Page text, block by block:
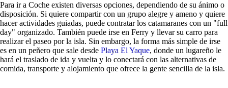
Para ir a Coche existen diversas opciones, dependiendo de su ánimo o
disposición. Si quiere compartir con un grupo alegre y ameno y quiere
hacer actividades guiadas, puede contratar los catamaranes con un "full
day" organizado. También puede irse en Ferry y llevar su carro para
realizar el paseo por la isla. Sin embargo, la forma más simple de irse
es en un peñero que sale desde Playa El Yaque, donde un lugareño le
hará el traslado de ida y vuelta y lo conectará con las alternativas de
comida, transporte y alojamiento que ofrece la gente sencilla de la isla.